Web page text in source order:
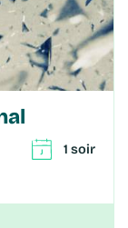
1 soir